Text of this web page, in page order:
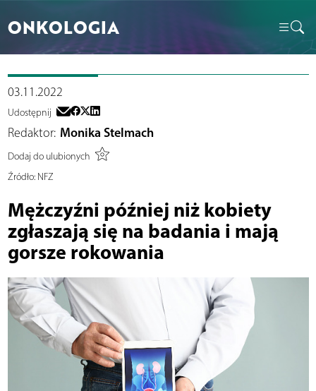
ONKOLOGIA
03.11.2022
Udostępnij
Redaktor: Monika Stelmach
Dodaj do ulubionych
Źródło:NFZ
Mężczyźni później niż kobiety
zgłaszają się na badania i mają
gorsze rokowania